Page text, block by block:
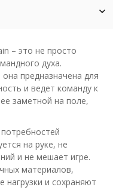
– это не просто
духа.
предназначена для
и ведет команду к
заметной на поле,
на руке, не
и не мешает игре.
материалов,
и сохраняют